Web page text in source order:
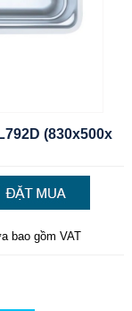
(830x500x
bao gồm VAT